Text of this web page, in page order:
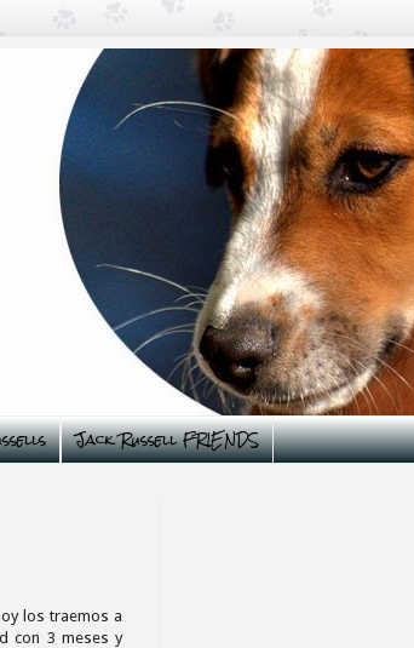
Jack Russell FRIENDS
los traemos a
con 3 meses y